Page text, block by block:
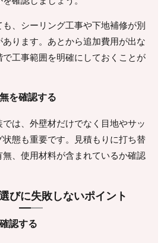
、シーリング工事や下地補修が別
ります。あとから追加費用が出な
工事範囲を明確にしておくことが
を確認する
は、外壁材だけでなく目地やサッ
態も重要です。見積もりに打ち替
、使用材料が含まれているか確認
びに失敗しないポイント
認する